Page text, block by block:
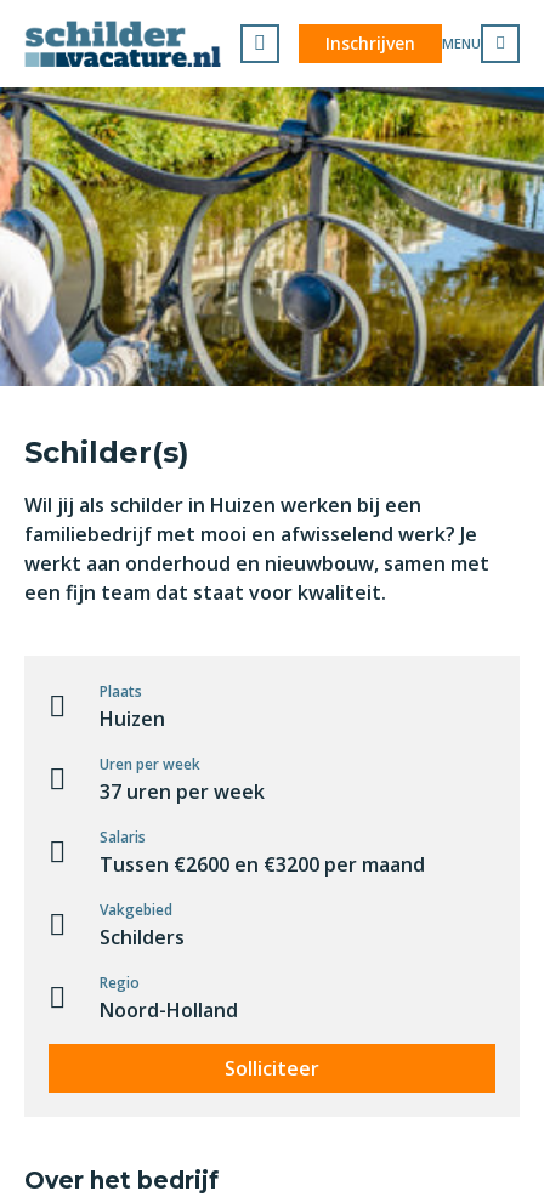
Inschrijven MENU
Schilder(s)
Wil jij als schilder in Huizen werken bij een
familiebedrijf met mooi en afwisselend werk? Je
werkt aan onderhoud en nieuwbouw, samen met
een fijn team dat staat voor kwaliteit.
Plaats
Huizen
Uren per week
37 uren per week
Salaris
Tussen €2600 en €3200 per maand
Vakgebied
Schilders
Regio
Noord-Holland
Solliciteer
Over het bedrijf